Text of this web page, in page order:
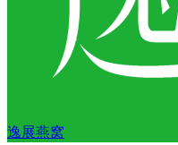
逸展燕窝